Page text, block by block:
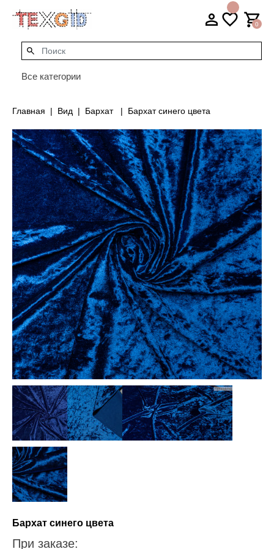
0
Все категории
Главная Вид Бархат Бархат синего цвета
Бархат синего цвета
При заказе: